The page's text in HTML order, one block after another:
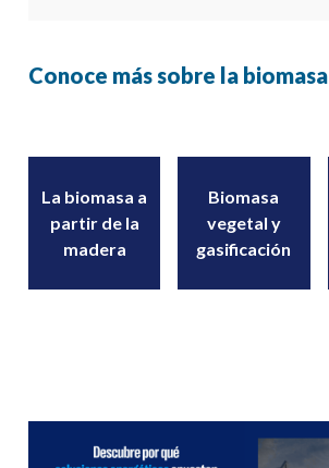
Conoce más sobre la biomasa
La biomasa a
partir de la
madera
Biomasa
vegetal y
gasificación